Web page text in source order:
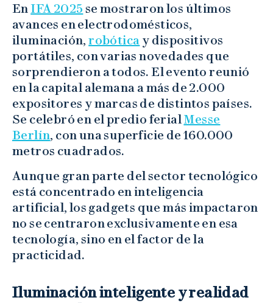
EnIFA 2025 se mostraron los últimos
avances en electrodomésticos,
iluminación,robótica y dispositivos
portátiles, con varias novedades que
sorprendieron a todos. El evento reunió
en la capital alemana a más de 2.000
expositores y marcas de distintos países.
Se celebró en el predio ferialMesse
Berlín, con una superficie de 160.000
metros cuadrados.
Aunque gran parte del sector tecnológico
está concentrado en inteligencia
artificial, los gadgets que más impactaron
no se centraron exclusivamente en esa
tecnología, sino en el factor de la
practicidad.
Iluminación inteligente y realidad